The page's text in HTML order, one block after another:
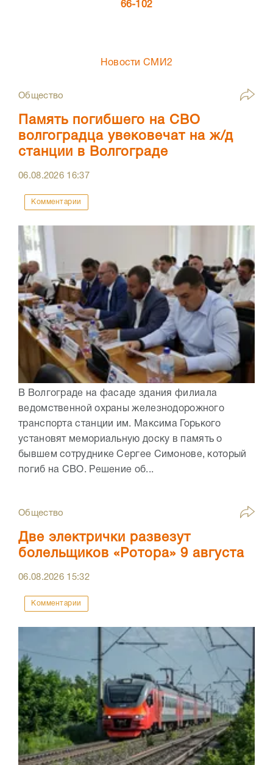
66-102
Новости СМИ2
Общество
Память погибшего на СВО
волгоградца увековечат на ж/д
станции в Волгограде
06.08.2026 16:37
Комментарии
В Волгограде на фасаде здания филиала
ведомственной охраны железнодорожного
транспорта станции им. Максима Горького
установят мемориальную доску в память о
бывшем сотруднике Сергее Симонове, который
погиб на СВО. Решение об...
Общество
Две электрички развезут
болельщиков «Ротора» 9 августа
06.08.2026 15:32
Комментарии